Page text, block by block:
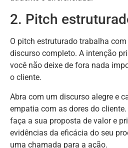
2. Pitch
O pitch estruturado trabalha
discurso completo. A intenção
você não deixe de fora nada
o cliente.
Abra com um discurso alegre e
empatia com as dores do
faça a sua proposta de valor e
evidências da eficácia do seu
uma chamada para a ação.